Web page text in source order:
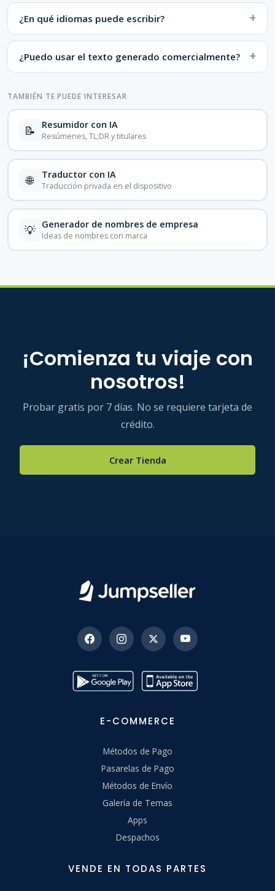
¿En qué idiomas puede escribir?
¿Puedo usar el texto generado comercialmente?
TAMBIÉN TE PUEDE INTERESAR
📝 Resumidor con IA
Resúmenes, TL;DR y titulares
🌐 Traductor con IA
Traducción privada en el dispositivo
💡 Generador de nombres de empresa
Ideas de nombres con marca
¡Comienza tu viaje con
nosotros!
Probar gratis por 7 días. No se requiere tarjeta de
crédito.
Crear Tienda
E-COMMERCE
Métodos de Pago
Pasarelas de Pago
Métodos de Envío
Galería de Temas
Apps
Despachos
VENDE EN TODAS PARTES